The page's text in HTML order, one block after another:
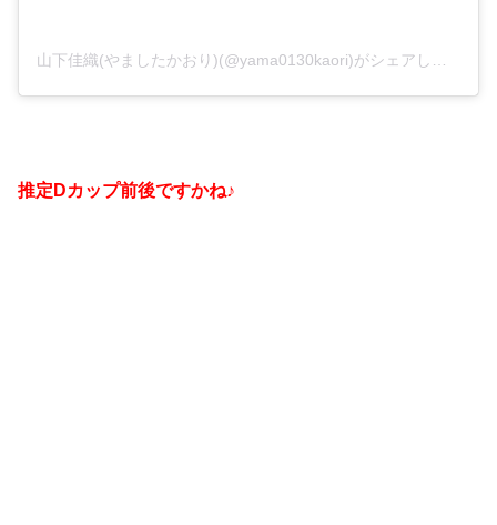
推定Dカップ前後ですかね♪